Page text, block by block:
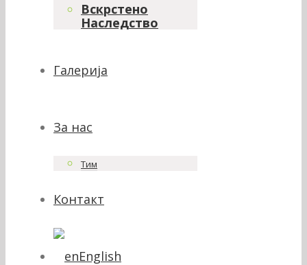
Вскрстено
Наследство
Галерија
За нас
Тим
Контакт
English